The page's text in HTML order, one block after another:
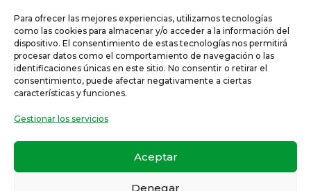
Para ofrecer las mejores experiencias, utilizamos tecnologías
como las cookies para almacenar y/o acceder a la información del
dispositivo. El consentimiento de estas tecnologías nos permitirá
procesar datos como el comportamiento de navegación o las
identificaciones únicas en este sitio. No consentir o retirar el
consentimiento, puede afectar negativamente a ciertas
características y funciones.
Gestionar los servicios
Aceptar
Denegar
© 2024 Grupo Empresarial One Inmobiliaria S.L.
Política de Privacidad
Número de asociado APIVA:292